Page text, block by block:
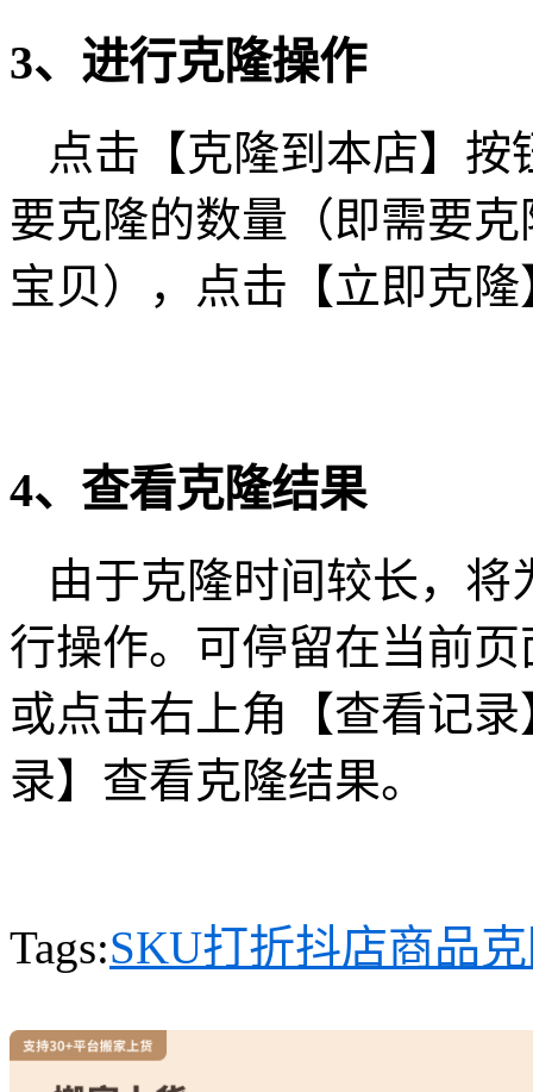
3、进行克隆操作
点击【克隆到本店】按
要克隆的数量（即需要
宝贝），点击【立即克
4、查看克隆结果
由于克隆时间较长，将
行操作。可停留在当前
或点击右上角【查看记
录】查看克隆结果。
Tags:SKU打折抖店商品